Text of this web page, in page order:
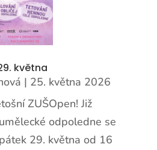
května
| 25. května 2026
ZUŠOpen! Již
odpoledne se
29. května od 16